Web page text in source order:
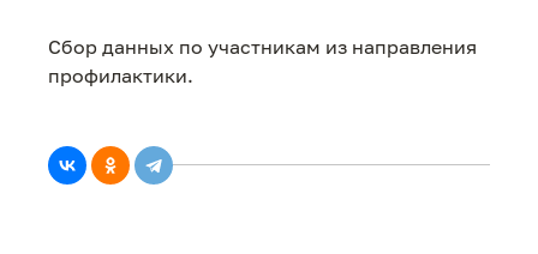
Сбор данных по участникам из направления
профилактики.